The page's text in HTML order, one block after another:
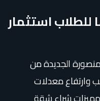
استثمار
الجديدة من
وارتفاع معدلات